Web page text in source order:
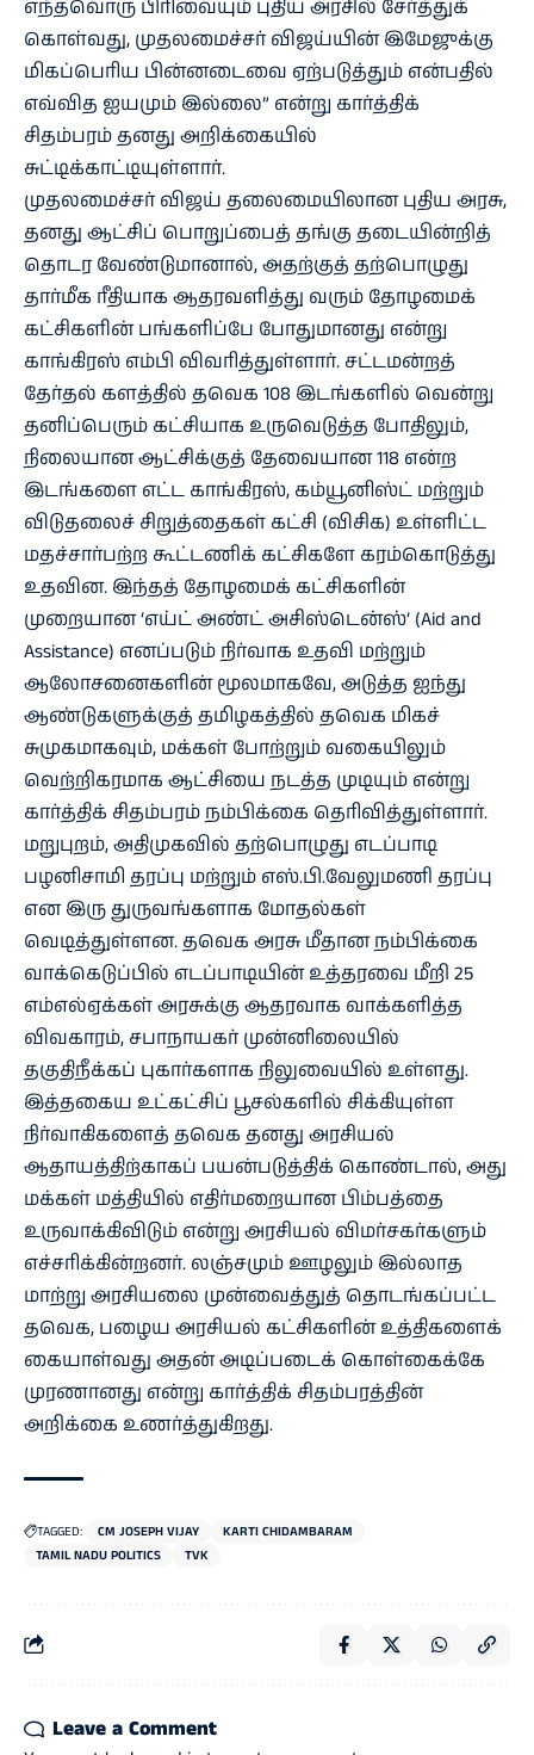
எந்தவொரு பிரிவையும் புதிய அரசில் சேர்த்துக்
கொள்வது, முதலமைச்சர் விஜய்யின் இமேஜுக்கு
மிகப்பெரிய பின்னடைவை ஏற்படுத்தும் என்பதில்
எவ்வித ஐயமும் இல்லை” என்று கார்த்திக்
சிதம்பரம் தனது அறிக்கையில்
சுட்டிக்காட்டியுள்ளார்.
முதலமைச்சர் விஜய் தலைமையிலான புதிய அரசு,
தனது ஆட்சிப் பொறுப்பைத் தங்கு தடையின்றித்
தொடர வேண்டுமானால், அதற்குத் தற்பொழுது
தார்மீக ரீதியாக ஆதரவளித்து வரும் தோழமைக்
கட்சிகளின் பங்களிப்பே போதுமானது என்று
காங்கிரஸ் எம்பி விவரித்துள்ளார். சட்டமன்றத்
தேர்தல் களத்தில் தவெக 108 இடங்களில் வென்று
தனிப்பெரும் கட்சியாக உருவெடுத்த போதிலும்,
நிலையான ஆட்சிக்குத் தேவையான 118 என்ற
இடங்களை எட்ட காங்கிரஸ், கம்யூனிஸ்ட் மற்றும்
விடுதலைச் சிறுத்தைகள் கட்சி (விசிக) உள்ளிட்ட
மதச்சார்பற்ற கூட்டணிக் கட்சிகளே கரம்கொடுத்து
உதவின. இந்தத் தோழமைக் கட்சிகளின்
முறையான ‘எய்ட் அண்ட் அசிஸ்டென்ஸ்’ (Aid and
Assistance) எனப்படும் நிர்வாக உதவி மற்றும்
ஆலோசனைகளின் மூலமாகவே, அடுத்த ஐந்து
ஆண்டுகளுக்குத் தமிழகத்தில் தவெக மிகச்
சுமுகமாகவும், மக்கள் போற்றும் வகையிலும்
வெற்றிகரமாக ஆட்சியை நடத்த முடியும் என்று
கார்த்திக் சிதம்பரம் நம்பிக்கை தெரிவித்துள்ளார்.
மறுபுறம், அதிமுகவில் தற்பொழுது எடப்பாடி
பழனிசாமி தரப்பு மற்றும் எஸ்.பி.வேலுமணி தரப்பு
என இரு துருவங்களாக மோதல்கள்
வெடித்துள்ளன. தவெக அரசு மீதான நம்பிக்கை
வாக்கெடுப்பில் எடப்பாடியின் உத்தரவை மீறி 25
எம்எல்ஏக்கள் அரசுக்கு ஆதரவாக வாக்களித்த
விவகாரம், சபாநாயகர் முன்னிலையில்
தகுதிநீக்கப் புகார்களாக நிலுவையில் உள்ளது.
இத்தகைய உட்கட்சிப் பூசல்களில் சிக்கியுள்ள
நிர்வாகிகளைத் தவெக தனது அரசியல்
ஆதாயத்திற்காகப் பயன்படுத்திக் கொண்டால், அது
மக்கள் மத்தியில் எதிர்மறையான பிம்பத்தை
உருவாக்கிவிடும் என்று அரசியல் விமர்சகர்களும்
எச்சரிக்கின்றனர். லஞ்சமும் ஊழலும் இல்லாத
மாற்று அரசியலை முன்வைத்துத் தொடங்கப்பட்ட
தவெக, பழைய அரசியல் கட்சிகளின் உத்திகளைக்
கையாள்வது அதன் அடிப்படைக் கொள்கைக்கே
முரணானது என்று கார்த்திக் சிதம்பரத்தின்
அறிக்கை உணர்த்துகிறது.
TAGGED: CM JOSEPH VIJAY
KARTI CHIDAMBARAM
TAMIL NADU POLITICS
TVK
Leave a Comment